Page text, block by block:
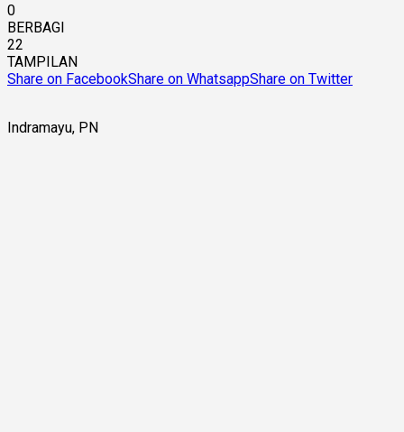
0
BERBAGI
22
TAMPILAN
Share on FacebookShare on WhatsappShare on Twitter
Indramayu, PN